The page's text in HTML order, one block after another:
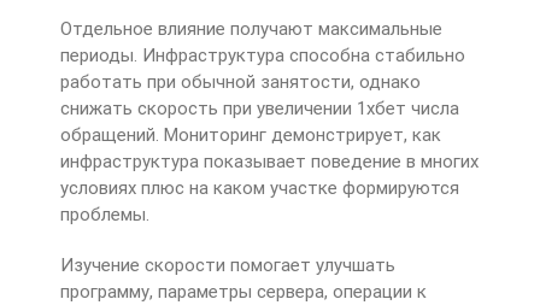
Отдельное влияние получают максимальные
периоды. Инфраструктура способна стабильно
работать при обычной занятости, однако
снижать скорость при увеличении 1хбет числа
обращений. Мониторинг демонстрирует, как
инфраструктура показывает поведение в многих
условиях плюс на каком участке формируются
проблемы.
Изучение скорости помогает улучшать
программу, параметры сервера, операции к